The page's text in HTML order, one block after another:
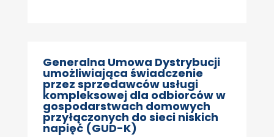
Generalna Umowa Dystrybucji
umożliwiająca świadczenie
przez sprzedawców usługi
kompleksowej dla odbiorców w
gospodarstwach domowych
przyłączonych do sieci niskich
napięć (GUD-K)